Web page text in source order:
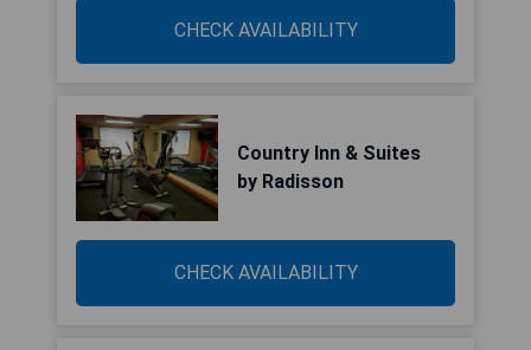
CHECK AVAILABILITY
Country Inn & Suites
by Radisson
CHECK AVAILABILITY